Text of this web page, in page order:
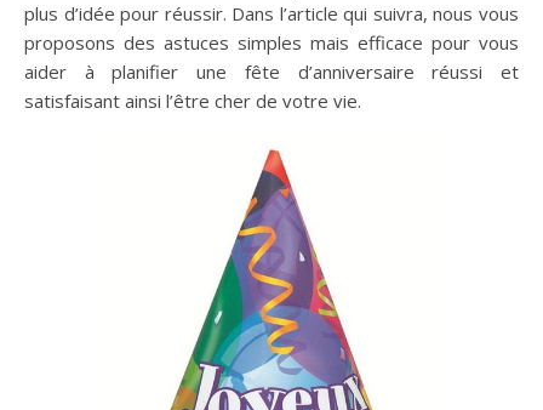
plus d’idée pour réussir. Dans l’article qui suivra, nous vous
proposons des astuces simples mais efficace pour vous
aider à planifier une fête d’anniversaire réussi et
satisfaisant ainsi l’être cher de votre vie.